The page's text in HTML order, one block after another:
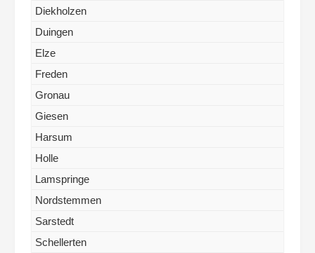
Diekholzen
Duingen
Elze
Freden
Gronau
Giesen
Harsum
Holle
Lamspringe
Nordstemmen
Sarstedt
Schellerten